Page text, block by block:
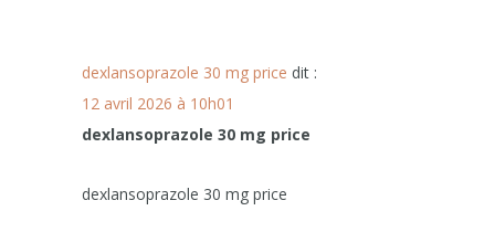
dexlansoprazole 30 mg price dit :
12 avril 2026 à 10h01
dexlansoprazole 30 mg price
dexlansoprazole 30 mg price